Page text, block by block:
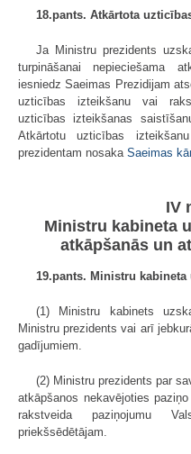
18.pants. Atkārtota
Ja Ministru prezidents
turpināšanai nepieciešama
iesniedz Saeimas Prezidijam
uzticības izteikšanu vai
uzticības izteikšanas
Atkārtotu uzticības
prezidentam nosaka Saeimas
IV
Ministru kabineta
atkāpšanās un
19.pants. Ministru
(1) Ministru kabinets
Ministru prezidents vai arī
gadījumiem.
(2) Ministru prezidents par
atkāpšanos nekavējoties
rakstveida paziņojumu
priekšsēdētājam.